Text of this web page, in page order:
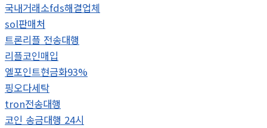
국내거래소fds해결업체
sol판매처
트론리플 전송대행
리플코인매입
엘포인트현금화93%
핑오다세탁
tron전송대행
코인 송금대행 24시